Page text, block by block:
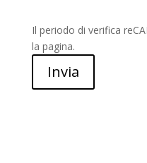
Il periodo di verifica
la pagina.
Invia